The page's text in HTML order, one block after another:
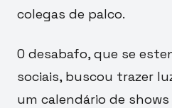
colegas de palco.
O desabafo, que se
sociais, buscou trazer
um calendário de